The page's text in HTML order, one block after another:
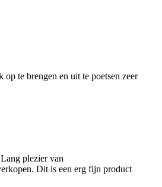
op te brengen en uit te poetsen zeer
plezier van
Dit is een erg fijn product